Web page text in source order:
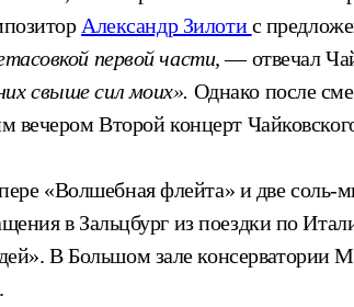
Александр Зилотис
первой части,— отвечал
свыше сил моих». Однако после
Второй концерт
«Волшебная флейта» и две
в Зальцбург из поездки по
В Большом зале консерватории